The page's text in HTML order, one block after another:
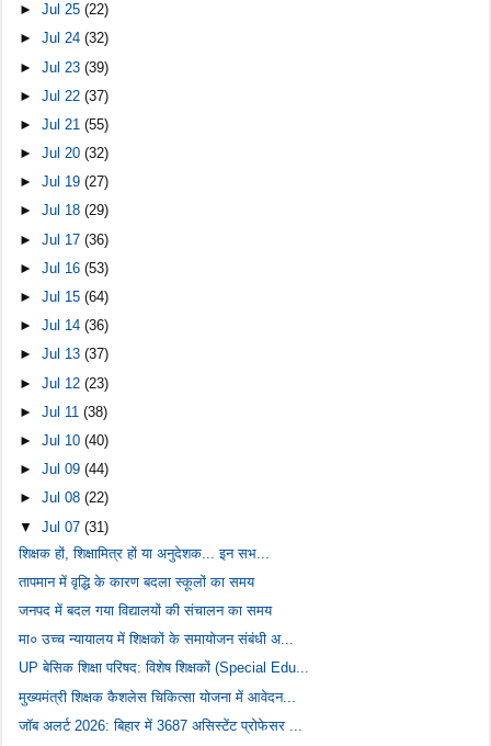
►Jul 25(22)
►Jul 24(32)
►Jul 23(39)
►Jul 22(37)
►Jul 21(55)
►Jul 20(32)
►Jul 19(27)
►Jul 18(29)
►Jul 17(36)
►Jul 16(53)
►Jul 15(64)
►Jul 14(36)
►Jul 13(37)
►Jul 12(23)
►Jul 11(38)
►Jul 10(40)
►Jul 09(44)
►Jul 08(22)
▼Jul 07(31)
शिक्षक हों, शिक्षामित्र हों या अनुदेशक... इन सभ...
तापमान में वृद्धि के कारण बदला स्कूलों का समय
जनपद में बदल गया विद्यालयों की संचालन का समय
मा० उच्च न्यायालय में शिक्षकों के समायोजन संबंधी अ...
UP बेसिक शिक्षा परिषद: विशेष शिक्षकों (Special Edu...
मुख्यमंत्री शिक्षक कैशलेस चिकित्सा योजना में आवेदन...
जॉब अलर्ट 2026: बिहार में 3687 असिस्टेंट प्रोफेसर ...